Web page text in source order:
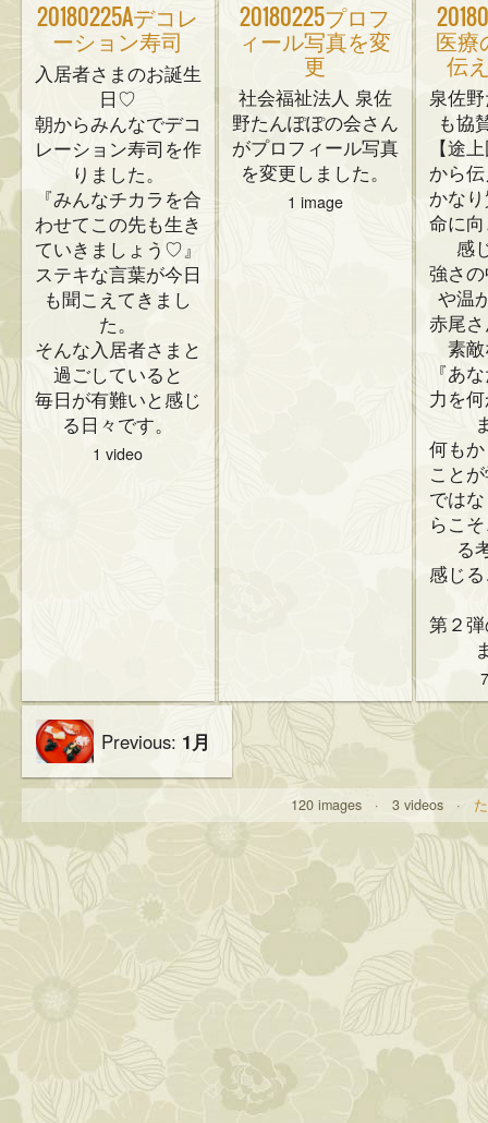
20180225Aデコレ
ーション寿司
入居者さまのお誕生
日♡
朝からみんなでデコ
レーション寿司を作
りました。
『みんなチカラを合
わせてこの先も生き
ていきましょう♡』
ステキな言葉が今日
も聞こえてきまし
た。
そんな入居者さまと
過ごしていると
毎日が有難いと感じ
る日々です。
1 video
20180225プロフ
ィール写真を変
更
社会福祉法人 泉佐
野たんぽぽの会さん
がプロフィール写真
を変更しました。
1 image
医療
伝
泉佐
も協
【途
から
かな
命に
感
強さ
や温
赤尾
素
『あ
力を
何も
こと
では
らこ
る
感じ
第２
Previous: 1月
120 images · 3 videos ·